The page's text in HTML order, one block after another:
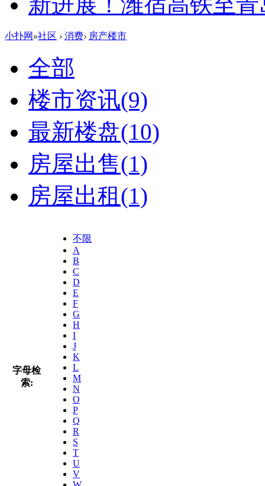
小扑网 »社区 › 消费› 房产楼市
全部
楼市资讯(9)
最新楼盘(10)
房屋出售(1)
房屋出租(1)
字母检
索:
不限
A
B
C
D
E
F
G
H
I
J
K
L
M
N
O
P
Q
R
S
T
U
V